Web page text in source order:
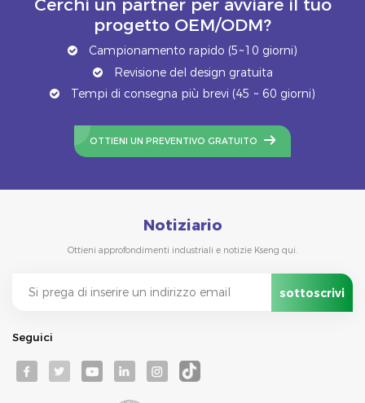
Cerchi un partner per avviare il tuo
progetto OEM/ODM?
Campionamento rapido (5~10 giorni)
Revisione del design gratuita
Tempi di consegna più brevi (45 ~ 60 giorni)
OTTIENI UN PREVENTIVO GRATUITO
Notiziario
Ottieni approfondimenti industriali e notizie Kseng qui.
Seguici